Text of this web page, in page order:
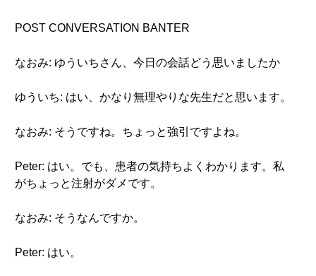
POST CONVERSATION BANTER
なおみ: ゆういちさん、今日の会話どう思いましたか
ゆういち: はい、かなり無理やりな先生だと思います。
なおみ: そうですね。ちょっと強引ですよね。
Peter: はい。でも、患者の気持ちよくわかります。私
がちょっと注射がダメです。
なおみ: そうなんですか。
Peter: はい。